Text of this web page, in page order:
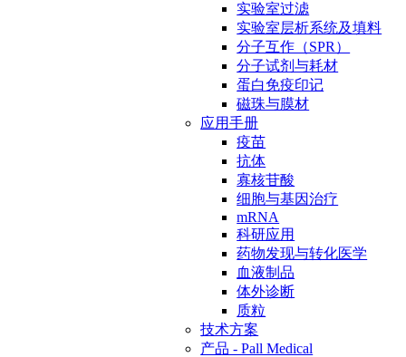
实验室过滤
实验室层析系统及填料
分子互作（SPR）
分子试剂与耗材
蛋白免疫印记
磁珠与膜材
应用手册
疫苗
抗体
寡核苷酸
细胞与基因治疗
mRNA
科研应用
药物发现与转化医学
血液制品
体外诊断
质粒
技术方案
产品 - Pall Medical